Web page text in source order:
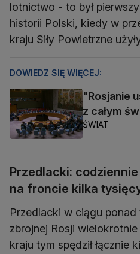
lotnictwo - to był
historii Polski, kiedy w
kraju Siły Powietrzne
DOWIEDZ SIĘ WIĘCEJ:
"Rosjanie
z całym
ŚWIAT
Przedlacki:
na froncie kilka
Przedlacki w ciągu
zbrojnej Rosji wielokrotnie
kraju tym spędził łącznie